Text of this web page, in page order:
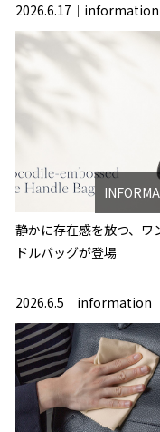
2026.6.17 information
静かに存在感を放つ、ワ
ドルバッグが登場
2026.6.5 information